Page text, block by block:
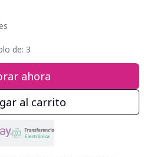
de: 3
ahora
al carrito